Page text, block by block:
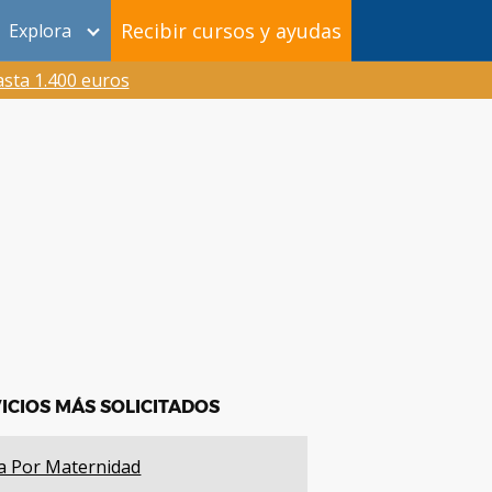
Explora Recibir cursos y ayudas
1.400 euros
MÁS SOLICITADOS
Por Maternidad